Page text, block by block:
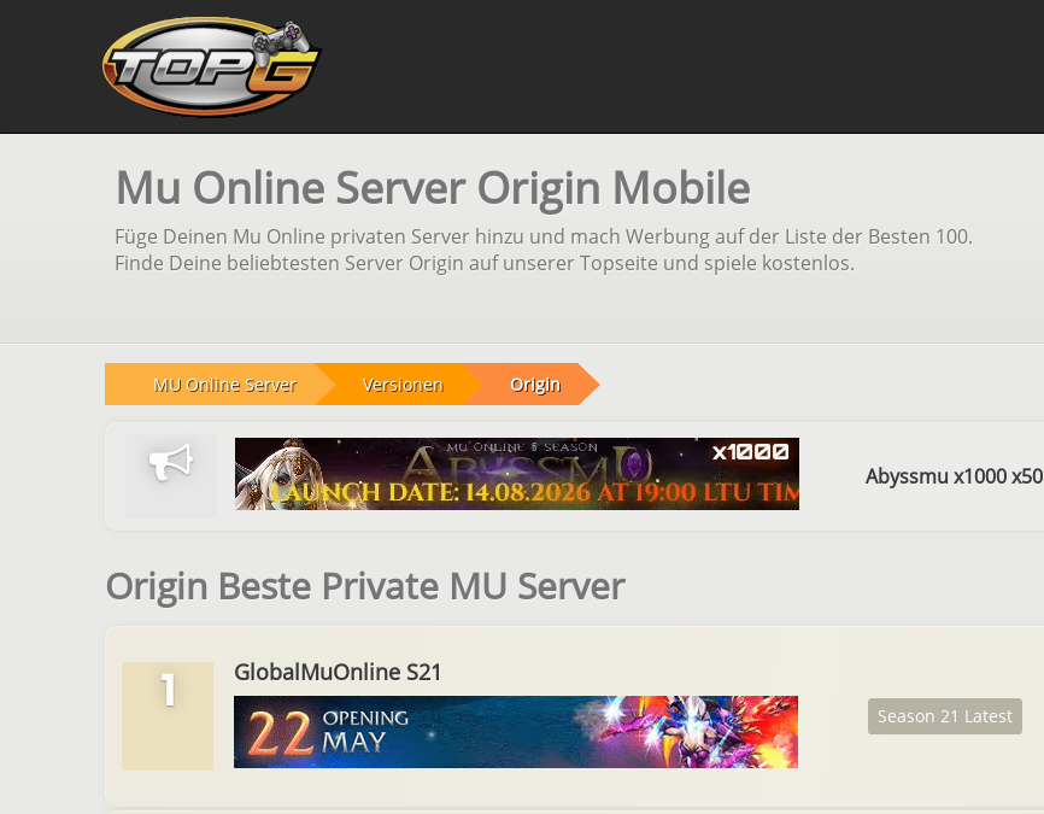
Mu Online Server Origin Mobile
Füge Deinen Mu Online privaten Server hinzu und mach Werbung auf der Liste der Besten 100.
Finde Deine beliebtesten Server Origin auf unserer Topseite und spiele kostenlos.
MU Online Server Versionen Origin
Abyssmu x1000 x50
Origin Beste Private MU Server
1 GlobalMuOnline S21
Season 21 Latest